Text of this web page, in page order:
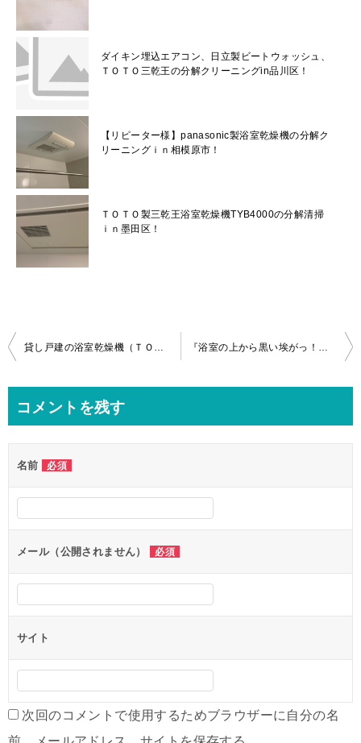
ダイキン埋込エアコン、日立製ビートウォッシュ、
ＴＯＴＯ三乾王の分解クリーニングin品川区！
【リピーター様】panasonic製浴室乾燥機の分解ク
リーニングｉｎ相模原市！
ＴＯＴＯ製三乾王浴室乾燥機TYB4000の分解清掃
ｉｎ墨田区！
投
ビ
ー
シ
ョ
ン
コメントを残す
名前 必須
メール（公開されません） 必須
サイト
次回のコメントで使用するためブラウザーに自分の名